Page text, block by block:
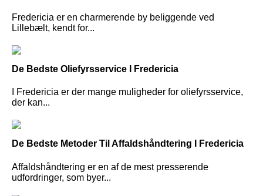
Fredericia er en charmerende by beliggende ved
Lillebælt, kendt for...
De Bedste Oliefyrsservice I Fredericia
I Fredericia er der mange muligheder for oliefyrsservice,
der kan...
De Bedste Metoder Til Affaldshåndtering I Fredericia
Affaldshåndtering er en af de mest presserende
udfordringer, som byer...